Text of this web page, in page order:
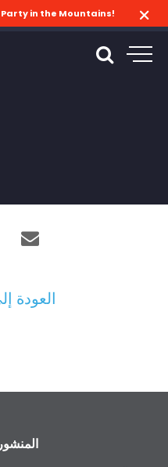
Party in the Mountains!
العودة